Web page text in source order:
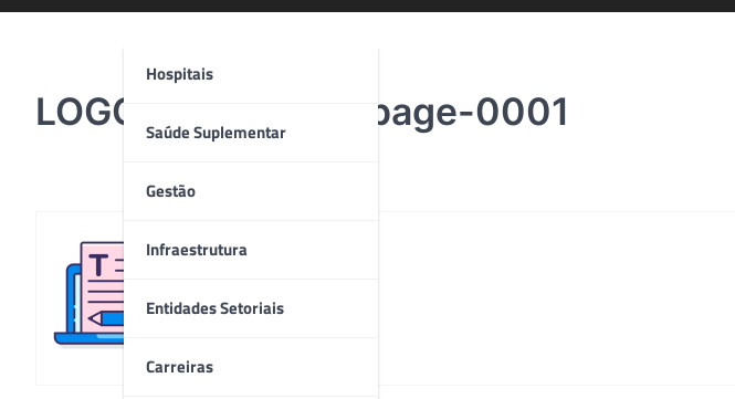
Hospitais
Saúde Suplementar
Gestão
Infraestrutura
Entidades Setoriais
Carreiras
LOGO ECIP_2023_page-0001